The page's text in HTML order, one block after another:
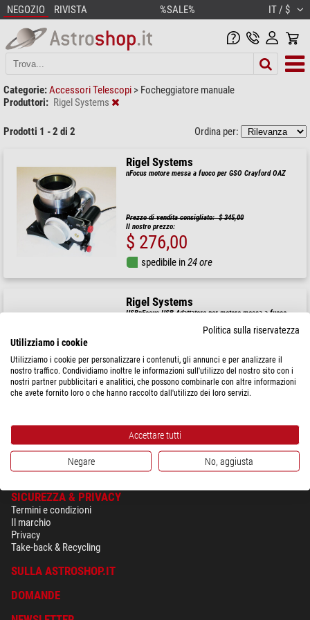
NEGOZIO RIVISTA %SALE% IT / $
Categorie:Accessori Telescopi > Focheggiatore manuale
Produttori: Rigel Systems
Prodotti 1 - 2 di 2 Ordina per:
Rigel Systems
nFocus motore messa a fuoco per GSO Crayford OAZ
Prezzo di vendita consigliato: $ 345,00
Il nostro prezzo:
$ 276,00
spedibile in24 ore
Rigel Systems
USBnFocus USB Adattatore per motore messa a fuoco
$ 138,00
SICUREZZA & PRIVACY
Termini e condizioni
Il marchio
Privacy
Take-back & Recycling
SULLA ASTROSHOP.IT
DOMANDE
Politica sulla riservatezza
Utilizziamo i cookie
Utilizziamo i cookie per personalizzare i contenuti, gli annunci e per analizzare il
nostro traffico. Condividiamo inoltre le informazioni sull'utilizzo del nostro sito con i
nostri partner pubblicitari e analitici, che possono combinarle con altre informazioni
che avete fornito loro o che hanno raccolto dall'utilizzo dei loro servizi.
Accettare tutti
Negare No, aggiusta